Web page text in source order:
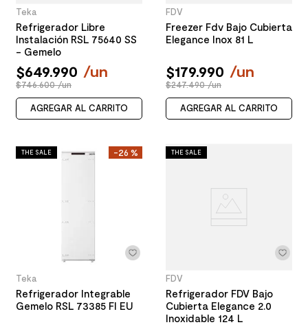
Teka
Refrigerador Libre
Instalación RSL 75640 SS
- Gemelo
$649.990 /un
$746.600 /un
AGREGAR AL CARRITO
FDV
Freezer Fdv Bajo Cubierta
Elegance Inox 81 L
$179.990 /un
$247.490 /un
AGREGAR AL CARRITO
-26 %
THE SALE
Teka
Refrigerador Integrable
Gemelo RSL 73385 FI EU
THE SALE
FDV
Refrigerador FDV Bajo
Cubierta Elegance 2.0
Inoxidable 124 L